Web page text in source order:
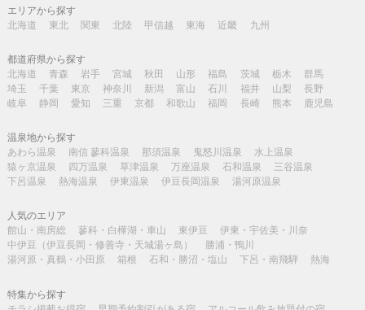
エリアから探す
北海道
東北 関東 北陸 甲信越 東海 近畿 九州
都道府県から探す
北海道
青森 岩手 宮城 秋田 山形 福島 茨城 栃木
群馬
埼玉
千葉 東京 神奈川 新潟 富山 石川 福井 山梨
長野
岐阜
静岡 愛知 三重 京都 和歌山 福岡 長崎 熊本 鹿児島
温泉地から探す
あわら温泉
南信 蓼科温泉 那須温泉 鬼怒川温泉
水上温泉
猿ヶ京温泉
四万温泉 草津温泉 万座温泉 石和温泉
三谷温泉
下呂温泉
熱海温泉 伊東温泉 伊豆長岡温泉 湯河原温泉
人気のエリア
館山・南房総
蓼科・白樺湖・車山 東伊豆
伊東・宇佐美・川奈
中伊豆（伊豆長岡・修善寺・天城湯ヶ島）
勝浦・鴨川
湯河原・真鶴・小田原
箱根 石和・勝沼・塩山 下呂・南飛騨 熱海
特集から探す